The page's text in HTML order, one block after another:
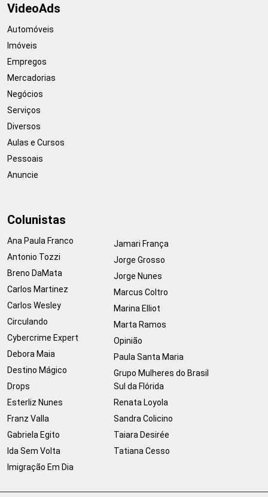
VideoAds
Automóveis
Imóveis
Empregos
Mercadorias
Negócios
Serviços
Diversos
Aulas e Cursos
Pessoais
Anuncie
Colunistas
Ana Paula Franco
Antonio Tozzi
Breno DaMata
Carlos Martinez
Carlos Wesley
Circulando
Cybercrime Expert
Debora Maia
Destino Mágico
Drops
Esterliz Nunes
Franz Valla
Gabriela Egito
Ida Sem Volta
Imigração Em Dia
Jamari França
Jorge Grosso
Jorge Nunes
Marcus Coltro
Marina Elliot
Marta Ramos
Opinião
Paula Santa Maria
Grupo Mulheres do Brasil
Sul da Flórida
Renata Loyola
Sandra Colicino
Taiara Desirée
Tatiana Cesso